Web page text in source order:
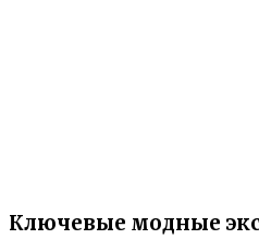
Ключевые модные